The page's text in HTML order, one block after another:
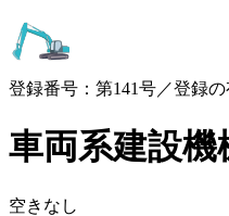
登録番号：第141号／登録
車両系建設
空きなし